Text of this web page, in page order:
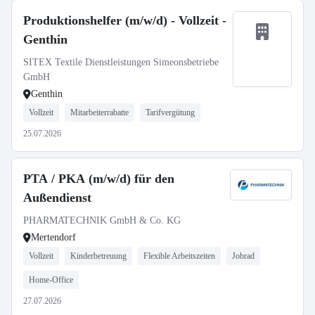
Produktionshelfer (m/w/d) - Vollzeit -
Genthin
SITEX Textile Dienstleistungen Simeonsbetriebe
GmbH
Genthin
Vollzeit Mitarbeiterrabatte Tarifvergütung
25.07.2026
PTA / PKA (m/w/d) für den
Außendienst
PHARMATECHNIK GmbH & Co. KG
Mertendorf
Vollzeit Kinderbetreuung Flexible Arbeitszeiten Jobrad
Home-Office
27.07.2026